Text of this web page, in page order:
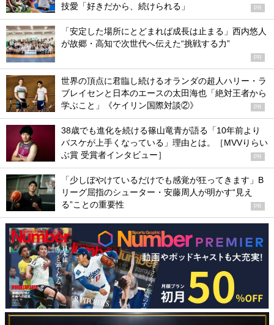
技愛「好きだから、続けられる」
PR
「安定した場所にとどまれば成長は止まる」西内悠人
が故郷・高知で次世代へ伝えた“挑戦する力”
PR
世界の頂点に君臨し続けるオランダの超人ハリー・ラ
ブレイセンと日本のエースの太田海也「絶対王者から
学ぶこと」《ケイリン国際対談②》
PR
38歳でも進化を続ける篠山竜青が語る「10年前より
バスケが上手くなっている」理由とは。［MVVりらい
ぶ賞 受賞者インタビュー］
PR
「少しぼやけているだけでも感覚が狂ってきます」B
リーグ屈指のシューター・安藤周人が明かす“見え
る”ことの重要性
PR